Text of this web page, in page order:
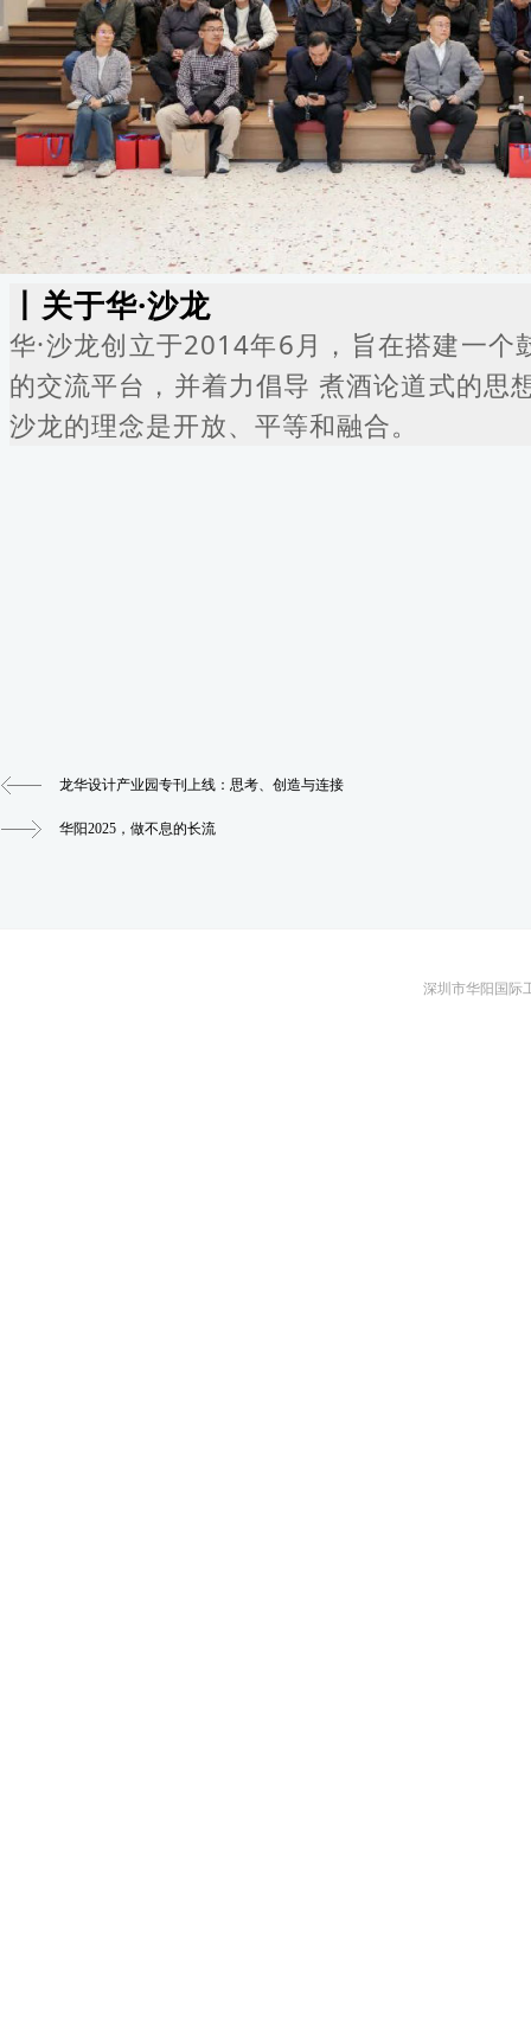
丨 关于华·沙龙
华·沙龙创立于2014年6月，旨在搭建一个
的交流平台，并着力倡导 煮酒论道式的思
沙龙的理念是开放、平等和融合。
龙华设计产业园专刊上线：思考、创造与连接
华阳2025，做不息的长流
深圳市华阳国际